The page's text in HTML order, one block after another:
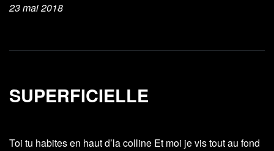
23 mai 2018
SUPERFICIELLE
Toi tu habites en haut d’la colline Et moi je vis tout au fond